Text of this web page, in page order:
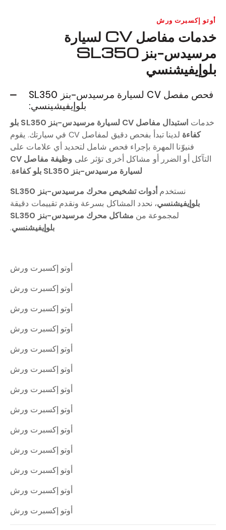
أوتو إكسبرت ورش
خدمات مفاصل CV لسيارة
مرسيدس-بنز SL350
بلوإيفيشنسي
فحص مفصل CV لسيارة مرسيدس-بنز SL350
بلوإيفيشينسي:
خدمات
استبدال مفاصل CV لسيارة مرسيدس-بنز SL350 بلو
كفاءة
لدينا تبدأ بفحص دقيق لمفاصل CV في سيارتك. يقوم
فنيوّنا المهرة بإجراء فحص شامل لتحديد أي علامات على
التآكل أو الضرر أو مشاكل أخرى تؤثر على
وظيفة مفاصل CV
لسيارة مرسيدس-بنز SL350 بلو كفاءة
.
نستخدم
أدوات تشخيص محرك مرسيدس-بنز SL350
بلوإيفيشنسي، نحدد المشاكل بسرعة ونقدم تقييمات دقيقة
لمجموعة من
مشاكل محرك مرسيدس-بنز SL350
بلوإيفيشنسي.
أوتو إكسبرت ورش
أوتو إكسبرت ورش
أوتو إكسبرت ورش
أوتو إكسبرت ورش
أوتو إكسبرت ورش
أوتو إكسبرت ورش
أوتو إكسبرت ورش
أوتو إكسبرت ورش
أوتو إكسبرت ورش
أوتو إكسبرت ورش
أوتو إكسبرت ورش
أوتو إكسبرت ورش
أوتو إكسبرت ورش